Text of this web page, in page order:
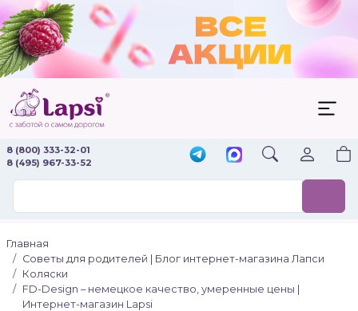
8 (800) 333-32-01
8 (495) 967-33-52
Главная
Советы для родителей | Блог интернет-магазина Лапси
Коляски
FD-Design – немецкое качество, умеренные цены |
Интернет-магазин Lapsi